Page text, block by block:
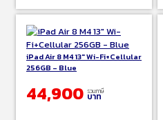
iPad Air 8 M4 13″ Wi-Fi+Cellular
256GB – Blue
44,900 รวมภาษี
บาท